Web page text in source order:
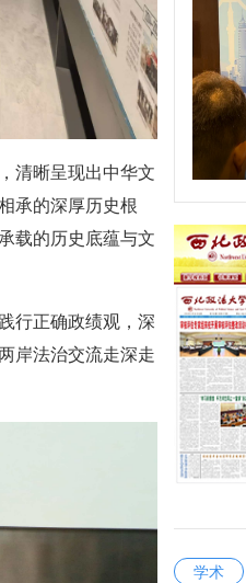
清晰呈现出中华文
承的深厚历史根
载的历史底蕴与文
行正确政绩观，深
岸法治交流走深走
学术